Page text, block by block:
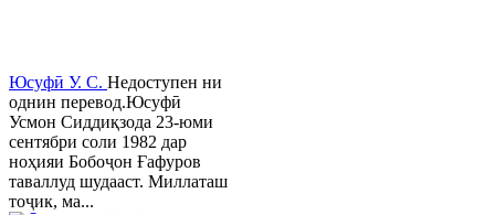
Юсуфӣ У. C. Недоступен ни
однин перевод.Юсуфӣ
Усмон Сиддиқзода 23-юми
сентябри соли 1982 дар
ноҳияи Бобоҷон Ғафуров
таваллуд шудааст. Миллаташ
тоҷик, ма...